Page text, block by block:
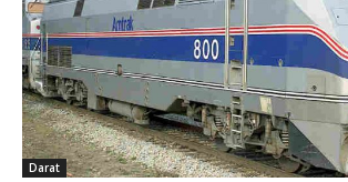
Darat